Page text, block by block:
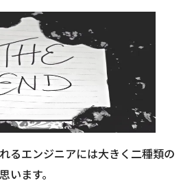
るエンジニアには大きく二種類の
います。